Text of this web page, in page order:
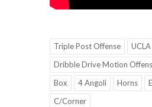
Triple Post Offense UCLA
Dribble Drive Motion
Box
4 Angoli Horns
C/Corner